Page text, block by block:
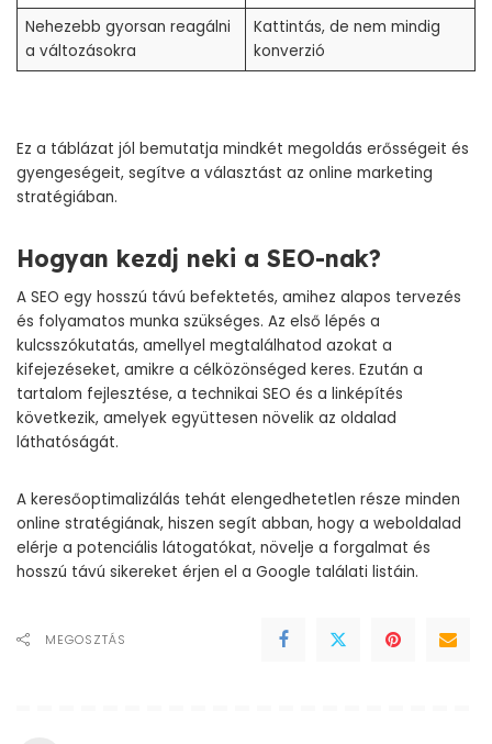
Nehezebb gyorsan reagálni
a változásokra
Kattintás, de nem mindig
konverzió
Ez a táblázat jól bemutatja mindkét megoldás erősségeit és
gyengeségeit, segítve a választást az online marketing
stratégiában.
Hogyan kezdj neki a SEO-nak?
A SEO egy hosszú távú befektetés, amihez alapos tervezés
és folyamatos munka szükséges. Az első lépés a
kulcsszókutatás, amellyel megtalálhatod azokat a
kifejezéseket, amikre a célközönséged keres. Ezután a
tartalom fejlesztése, a technikai SEO és a linképítés
következik, amelyek együttesen növelik az oldalad
láthatóságát.
A keresőoptimalizálás tehát elengedhetetlen része minden
online stratégiának, hiszen segít abban, hogy a weboldalad
elérje a potenciális látogatókat, növelje a forgalmat és
hosszú távú sikereket érjen el a Google találati listáin.
MEGOSZTÁS